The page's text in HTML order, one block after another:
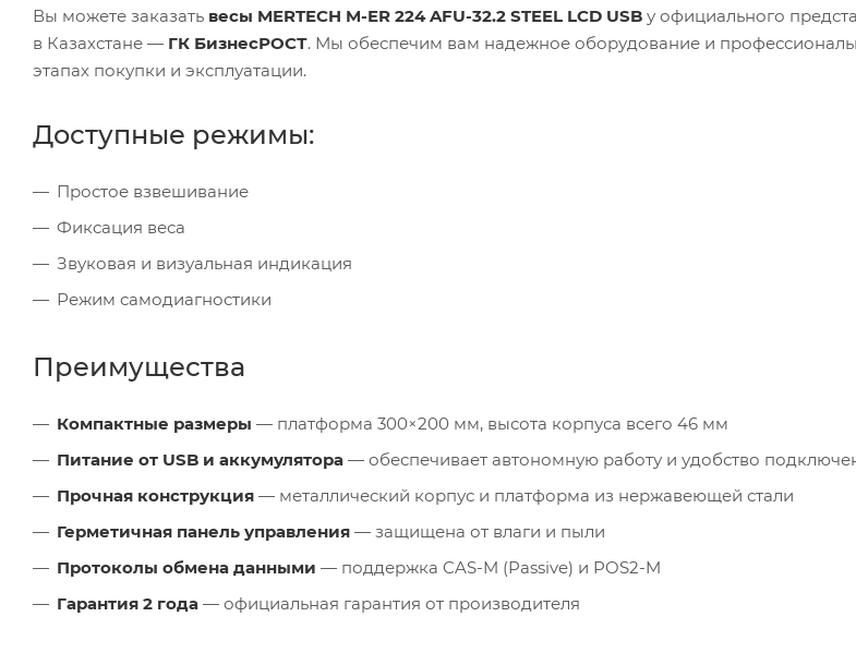
Вы можете заказать весы MERTECH M-ER 224 AFU-32.2 STEEL LCD USB у официального
в Казахстане — ГК БизнесРОСТ. Мы обеспечим вам надежное оборудование и
этапах покупки и эксплуатации.
Доступные режимы:
Простое взвешивание
Фиксация веса
Звуковая и визуальная индикация
Режим самодиагностики
Преимущества
Компактные размеры — платформа 300×200 мм, высота корпуса всего 46 мм
Питание от USB и аккумулятора — обеспечивает автономную работу и удобство
Прочная конструкция — металлический корпус и платформа из нержавеющей стали
Герметичная панель управления — защищена от влаги и пыли
Протоколы обмена данными — поддержка CAS-M (Passive) и POS2-M
Гарантия 2 года — официальная гарантия от производителя